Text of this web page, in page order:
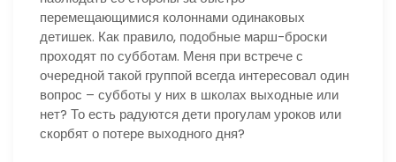
перемещающимися колоннами одинаковых
детишек. Как правило, подобные марш-броски
проходят по субботам. Меня при встрече с
очередной такой группой всегда интересовал один
вопрос – субботы у них в школах выходные или
нет? То есть радуются дети прогулам уроков или
скорбят о потере выходного дня?